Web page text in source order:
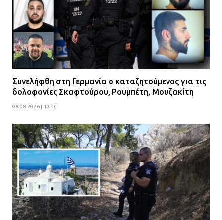
Συνελήφθη στη Γερμανία ο καταζητούμενος για τις
δολοφονίες Σκαφτούρου, Ρουμπέτη, Μουζακίτη
08.08.2026 | 13:40